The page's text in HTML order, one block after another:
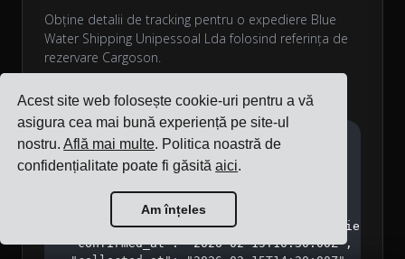
Acest site web folosește cookie-uri pentru a vă
asigura cea mai bună experiență pe site-ul
nostru.Află mai multe. Politica noastră de
confidențialitate poate fi găsităaici.
Am înțeles
Obține detalii de tracking pentru o expediere Blue
Water Shipping Unipessoal Lda folosind referința de
rezervare Cargoson.
Example Response
  "reference": "CG12345",
  "status": "in_transit",
  "latest_status": "collected",
  "tracking_reference": "ABC1234567890",
"tracking_url": "https://
  "confirmed_at": "2026-02-15T10:30:00Z",